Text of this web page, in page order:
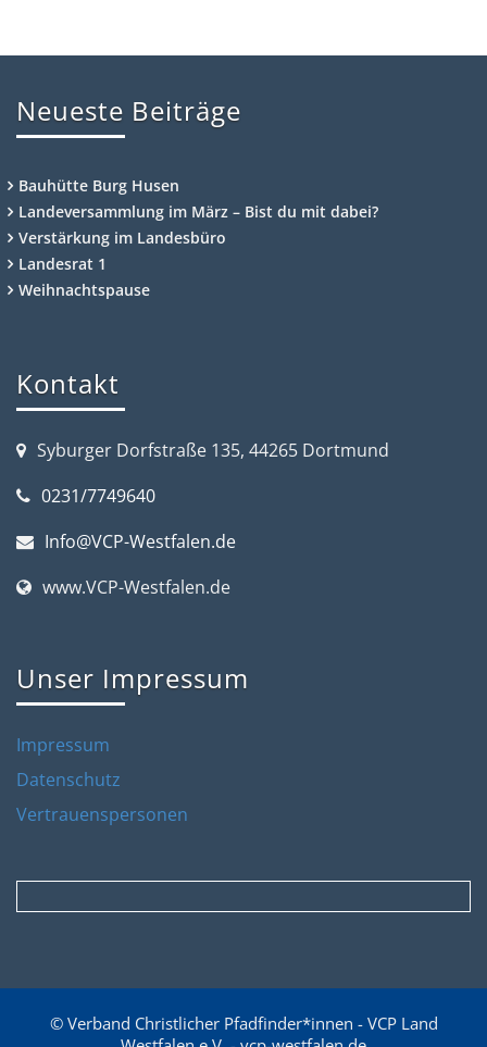
Neueste Beiträge
Bauhütte Burg Husen
Landeversammlung im März – Bist du mit dabei?
Verstärkung im Landesbüro
Landesrat 1
Weihnachtspause
Kontakt
Syburger Dorfstraße 135, 44265 Dortmund
0231/7749640
Info@VCP-Westfalen.de
www.VCP-Westfalen.de
Unser Impressum
Impressum
Datenschutz
Vertrauenspersonen
© Verband Christlicher Pfadfinder*innen - VCP Land